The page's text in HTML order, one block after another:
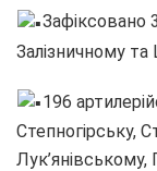
Зафіксовано
Залізничному
196
Степногірську,